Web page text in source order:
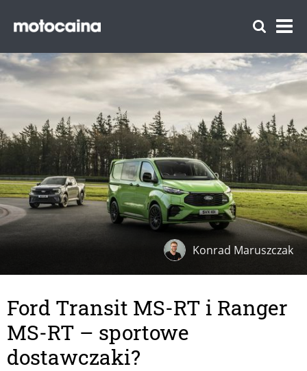
Konrad Maruszczak
Ford Transit MS-RT i Ranger
MS-RT – sportowe
dostawczaki?